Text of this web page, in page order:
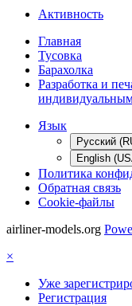
Активность
Главная
Тусовка
Барахолка
Разработка и
индивидуальным
Язык
Русский
English
Политика
Обратная связь
Cookie-файлы
airliner-models.org
×
Уже
Регистрация